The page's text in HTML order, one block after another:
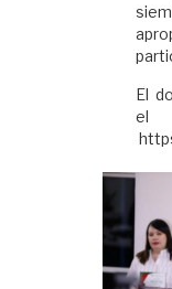
El
el